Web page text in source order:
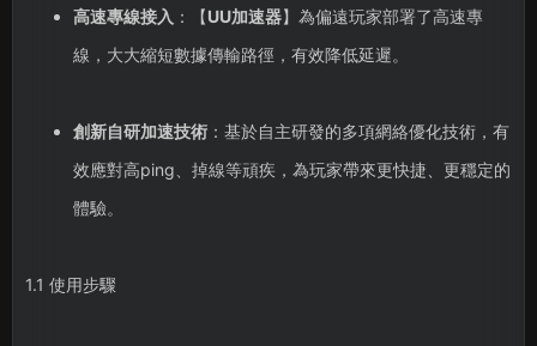
高速專線接入 ：【UU加速器】為偏遠玩家部署了高速專
線，大大縮短數據傳輸路徑，有效降低延遲。
創新自研加速技術：基於自主研發的多項網絡優化技術，有
效應對高ping、掉線等頑疾，為玩家帶來更快捷、更穩定的
體驗。
1.1 使用步驟